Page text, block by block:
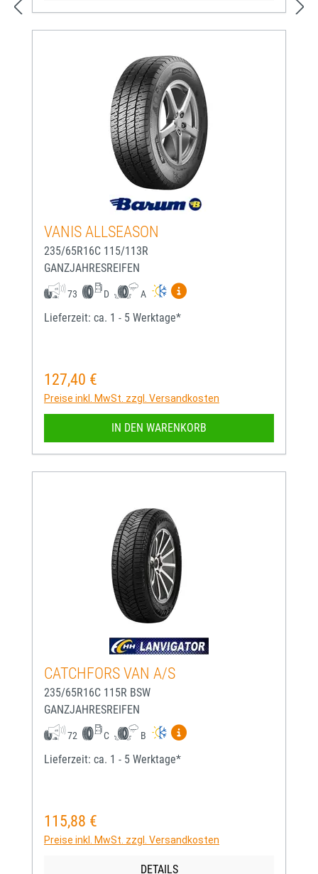
VANIS ALLSEASON
235/65R16C 115/113R
GANZJAHRESREIFEN
73 D A
Mehr Informationen zum
Lieferzeit: ca. 1 - 5 Werktage*
Regulärer Preis:
127,40 €
Preise inkl. MwSt. zzgl. Versandkosten
IN DEN WARENKORB
CATCHFORS VAN A/S
235/65R16C 115R BSW
GANZJAHRESREIFEN
72 C B
Mehr Informationen zum
Lieferzeit: ca. 1 - 5 Werktage*
Regulärer Preis:
115,88 €
Preise inkl. MwSt. zzgl. Versandkosten
DETAILS